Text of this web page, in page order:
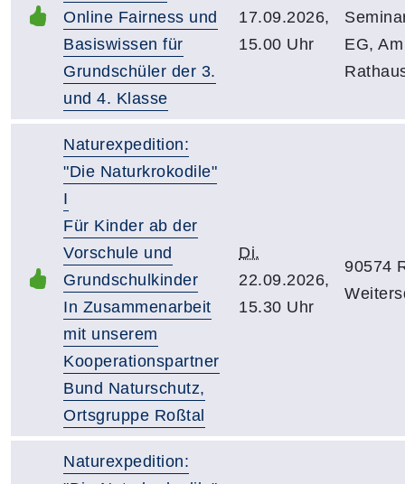
Online Fairness und
Basiswissen für
Grundschüler der 3.
und 4. Klasse
17.09.2026,
15.00 Uhr
EG, Am
Naturexpedition:
"Die Naturkrokodile"
I
Für Kinder ab der
Vorschule und
Grundschulkinder
In Zusammenarbeit
mit unserem
Kooperationspartner
Bund Naturschutz,
Ortsgruppe Roßtal
Di.
22.09.2026,
15.30 Uhr
90574
Naturexpedition: